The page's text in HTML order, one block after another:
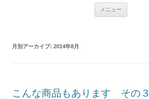
メニュー
月別アーカイブ: 2014年8月
こんな商品もあります その３